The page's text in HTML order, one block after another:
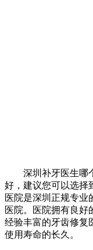
深圳补牙医生哪个
好，建议您可以选择
医院是深圳正规专业
医院。医院拥有良好
经验丰富的牙齿修复
使用寿命的长久。